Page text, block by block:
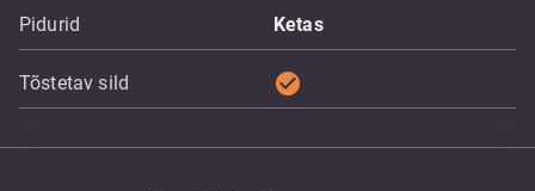
Pidurid Ketas
Tõstetav sild check_circle